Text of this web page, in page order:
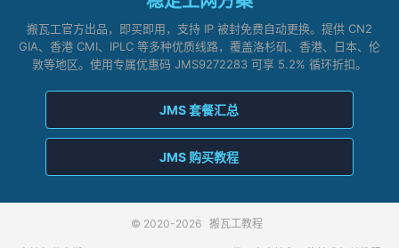
搬瓦工官方出品，即买即用，支持 IP 被封免费自动更换。提供 CN2
GIA、香港 CMI、IPLC 等多种优质线路，覆盖洛杉矶、香港、日本、伦
敦等地区。使用专属优惠码 JMS9272283 可享 5.2% 循环折扣。
JMS 套餐汇总
JMS 购买教程
© 2020-2026 搬瓦工教程